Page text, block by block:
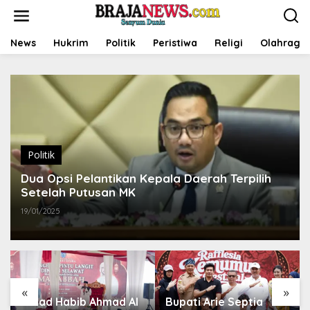
t
News Hukrim Politik Peristiwa Religi Olahraga
Politik
Dua Opsi Pelantikan Kepala Daerah Terpilih
Setelah Putusan MK
19/01/2025
« »
Bupati Arie Septia
Bupati Bengkulu Utara